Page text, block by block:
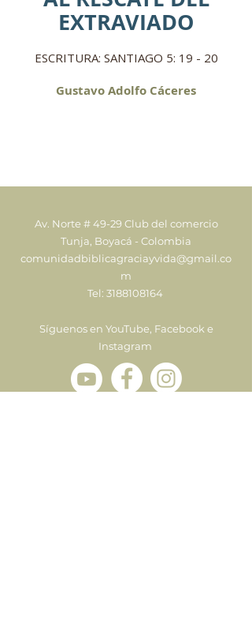
EXTRAVIADO
ESCRITURA: SANTIAGO 5: 19 - 20
Gustavo Adolfo Cáceres
Av. Norte # 49-29 Club del comercio
Tunja, Boyacá - Colombia
comunidadbiblicagraciayvida@gmail.co
m
Tel: 3188108164
Síguenos en YouTube, Facebook e
Instagram